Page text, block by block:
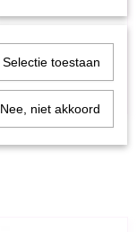
Selectie toestaan
Nee, niet akkoord